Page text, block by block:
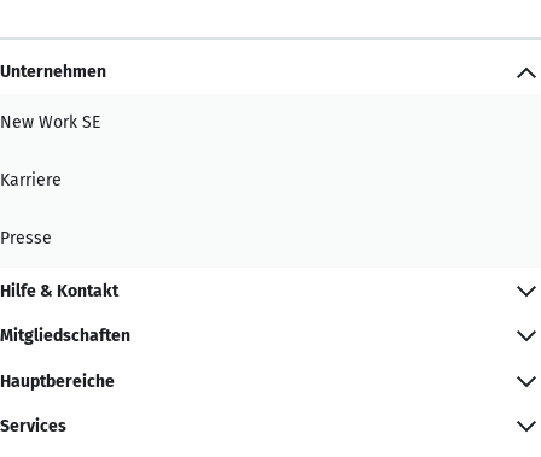
Unternehmen
New Work SE
Karriere
Presse
Hilfe & Kontakt
Mitgliedschaften
Hauptbereiche
Services